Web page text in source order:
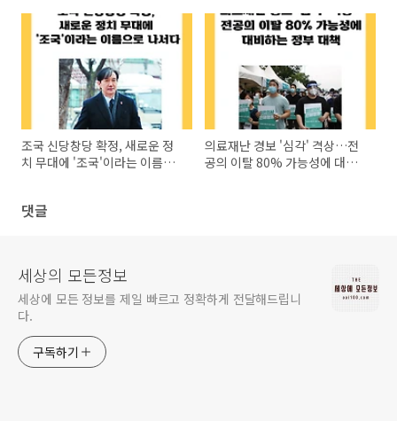
조국 신당창당 확정, 새로운 정
치 무대에 '조국'이라는 이름으
의료재난 경보 '심각' 격상…전
공의 이탈 80% 가능성에 대비
댓글
세상의 모든정보
세상에 모든 정보를 제일 빠르고 정확하게 전달해드립니
다.
구독하기